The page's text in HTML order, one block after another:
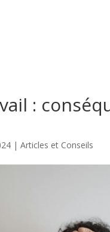
:
|Articles et Conseils